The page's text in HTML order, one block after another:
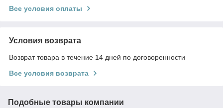
Все условия оплаты
Условия возврата
Возврат товара в течение 14 дней по договоренности
Все условия возврата
Подобные товары компании